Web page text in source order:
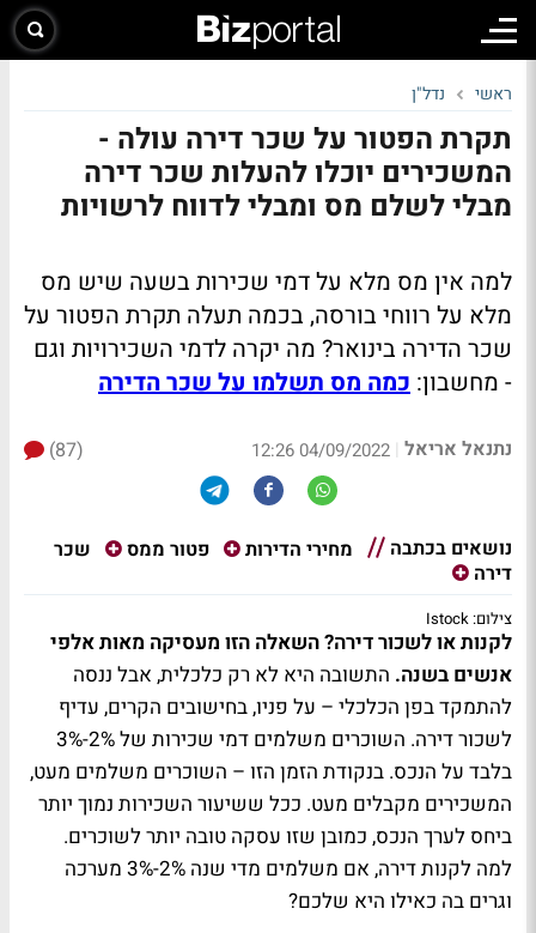
ראשי נדל"ן
תקרת הפטור על שכר דירה עולה -
המשכירים יוכלו להעלות שכר דירה
מבלי לשלם מס ומבלי לדווח לרשויות
למה אין מס מלא על דמי שכירות בשעה שיש מס
מלא על רווחי בורסה, בכמה תעלה תקרת הפטור על
שכר הדירה בינואר? מה יקרה לדמי השכירויות וגם
- מחשבון: כמה מס תשלמו על שכר הדירה
נתנאל אריאל |
04/09/2022 12:26
(87)
נושאים בכתבה מחירי הדירות פטור ממס
שכר
דירה
צילום: Istock
לקנות או לשכור דירה? השאלה הזו מעסיקה מאות אלפי
אנשים בשנה. התשובה היא לא רק כלכלית, אבל ננסה
להתמקד בפן הכלכלי – על פניו, בחישובים הקרים, עדיף
לשכור דירה. השוכרים משלמים דמי שכירות של 2%-3%
בלבד על הנכס. בנקודת הזמן הזו – השוכרים משלמים מעט,
המשכירים מקבלים מעט. ככל ששיעור השכירות נמוך יותר
ביחס לערך הנכס, כמובן שזו עסקה טובה יותר לשוכרים.
למה לקנות דירה, אם משלמים מדי שנה 2%-3% מערכה
וגרים בה כאילו היא שלכם?